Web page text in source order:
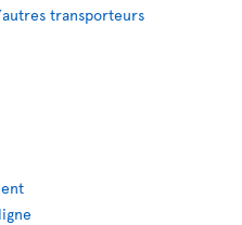
transporteurs